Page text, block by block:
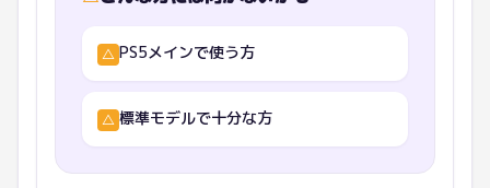
△ PS5メインで使う方
△ 標準モデルで十分な方